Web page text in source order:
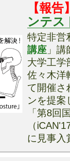
【報告
ンテ
特定非営
講座 」
大学工
佐々木洋
て開催さ
ンを提案
「第8回
（
に見事